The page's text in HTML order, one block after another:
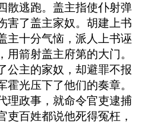
散逃跑。盖主指使仆射弹
害了盖主家奴。胡建上书
主十分气恼，派人上书诬
箭射盖主府第的大门。
公主的家奴，却避罪不报
光压下了他们的奏章。
理政事，就命令官吏逮捕
吏百姓都说他死得冤枉，